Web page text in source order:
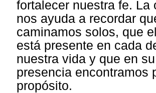
fortalecer nuestra fe. La
nos ayuda a recordar
caminamos solos, que
está presente en cada
nuestra vida y que en su
presencia encontramos
propósito.